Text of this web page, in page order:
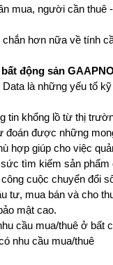
mua, người cần thuê
hơn nữa về tính
động sản
là những yếu tố
khổng lồ từ thị
được những
giúp cho việc
tìm kiếm sản
cuộc chuyển đổi
tư, mua bán và cho
mật cao.
cầu mua/thuê ở bất
nhu cầu mua/thuê